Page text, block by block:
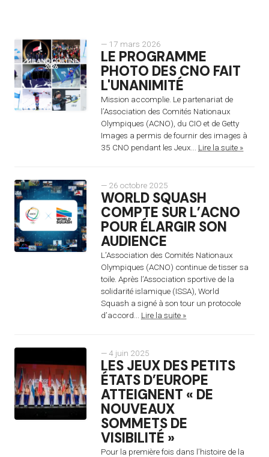
— 17 mars 2026
LE PROGRAMME
PHOTO DES CNO FAIT
L'UNANIMITÉ
Mission accomplie. Le partenariat de
l’Association des Comités Nationaux
Olympiques (ACNO), du CIO et de Getty
Images a permis de fournir des images à
35 CNO pendant les Jeux... Lire la suite »
— 26 octobre 2025
WORLD SQUASH
COMPTE SUR L’ACNO
POUR ÉLARGIR SON
AUDIENCE
L’Association des Comités Nationaux
Olympiques (ACNO) continue de tisser sa
toile. Après l’Association sportive de la
solidarité islamique (ISSA), World
Squash a signé à son tour un protocole
d’accord... Lire la suite »
— 4 juin 2025
LES JEUX DES PETITS
ÉTATS D’EUROPE
ATTEIGNENT « DE
NOUVEAUX
SOMMETS DE
VISIBILITÉ »
Pour la première fois dans l’histoire de la